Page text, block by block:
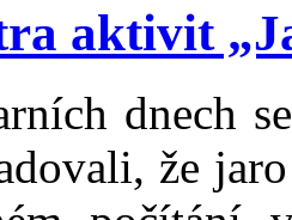
aktivit
dnech
že